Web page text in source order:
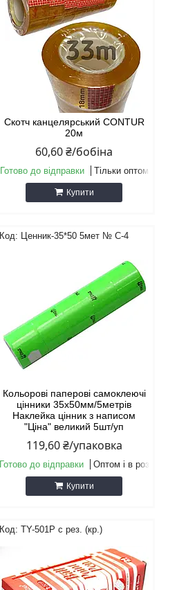
Скотч канцелярський CONTUR
20м
60,60 ₴/бобіна
Готово до відправки Тільки оптом
Купити
Ценник-35*50 5мет № C-4
Кольорові паперові самоклеючі
цінники 35х50мм/5метрів
Наклейка цінник з написом
"Ціна" великий 5шт/уп
119,60 ₴/упаковка
Готово до відправки Оптом і в роздріб
Купити
TY-501Р с рез. (кр.)